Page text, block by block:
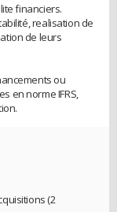
financiers.
realisation de
de leurs
ou
en norme IFRS,
(2